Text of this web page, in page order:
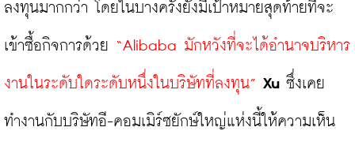
ลงทุนมากกว่า โดยในบางครั้งยังมีเป้าหมายสุดท้ายที่จะ
เข้าซื้อกิจการด้วย “Alibaba มักหวังที่จะได้อำนาจบริหาร
งานในระดับใดระดับหนึ่งในบริษัทที่ลงทุน” Xu ซึ่งเคย
ทำงานกับบริษัทอี-คอมเมิร์ซยักษ์ใหญ่แห่งนี้ให้ความเห็น